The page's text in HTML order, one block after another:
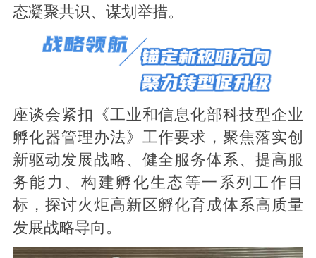
态凝聚共识、谋划举措。
座谈会紧扣《工业和信息化部科技型企业
孵化器管理办法》工作要求，聚焦落实创
新驱动发展战略、健全服务体系、提高服
务能力、构建孵化生态等一系列工作目
标，探讨火炬高新区孵化育成体系高质量
发展战略导向。